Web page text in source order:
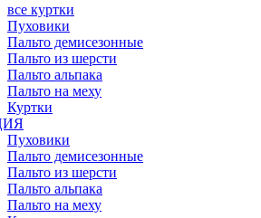
все куртки
Пуховики
Пальто демисезонные
Пальто из шерсти
Пальто альпака
Пальто на меху
Куртки
Пуховики
Пальто демисезонные
Пальто из шерсти
Пальто альпака
Пальто на меху